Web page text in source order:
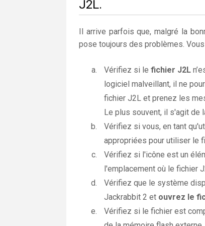
J2L.
Il arrive parfois que, malgré la
pose toujours des problèmes.
Vérifiez si le fichier J2L
logiciel malveillant, il ne
fichier J2L et prenez les
Le plus souvent, il s'agit de
Vérifiez si vous, en tant
appropriées pour utiliser le
Vérifiez si l'icône est un
l'emplacement où le fichier
Vérifiez que le système
Jackrabbit 2 et ouvrez le
Vérifiez si le fichier est